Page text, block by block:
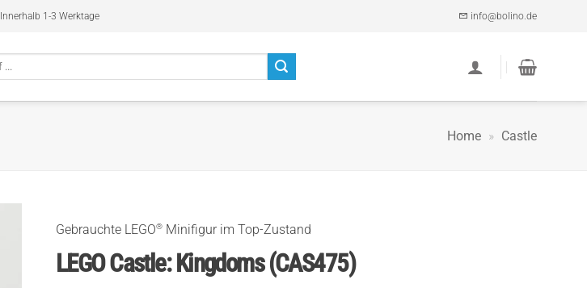
Innerhalb 1-3 Werktage info@bolino.de
Home » Castle
Gebrauchte LEGO® Minifigur im Top-Zustand
LEGO Castle: Kingdoms (CAS475)